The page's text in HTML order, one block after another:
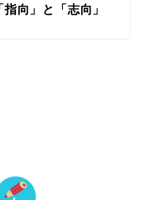
「指向」と「志向」